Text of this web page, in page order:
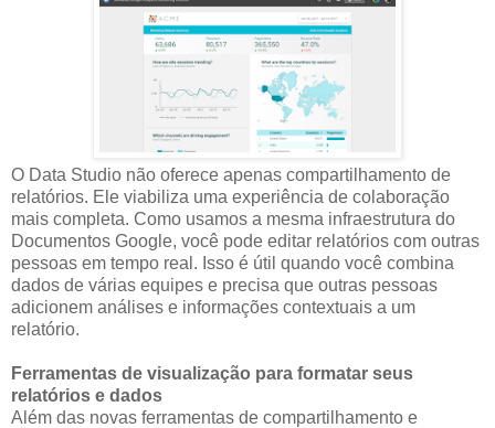
O Data Studio não oferece apenas compartilhamento de
relatórios. Ele viabiliza uma experiência de colaboração
mais completa. Como usamos a mesma infraestrutura do
Documentos Google, você pode editar relatórios com outras
pessoas em tempo real. Isso é útil quando você combina
dados de várias equipes e precisa que outras pessoas
adicionem análises e informações contextuais a um
relatório.
Ferramentas de visualização para formatar seus
relatórios e dados
Além das novas ferramentas de compartilhamento e